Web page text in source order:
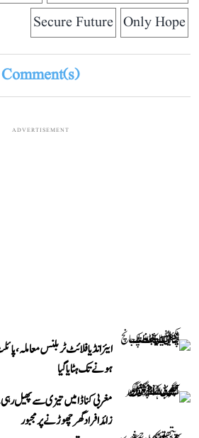
Only Hope
Secure Future
Comment(s)
ADVERTISEMENT
ایئر انڈیا فلائٹ ٹربلنس معاملہ،
ہونے تک ہٹایا گیا
زائد افراد گھر چھوڑنے پر مجبور